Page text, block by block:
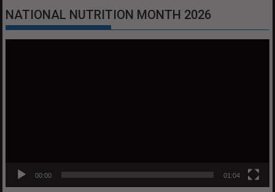
NATIONAL NUTRITION MONTH 2026
00:00 01:04